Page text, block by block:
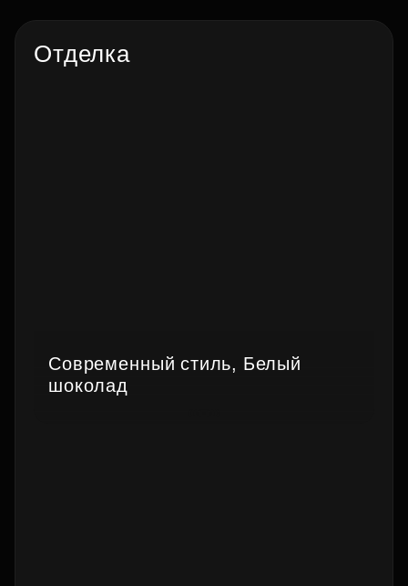
Отделка
Современный стиль, Белый
шоколад